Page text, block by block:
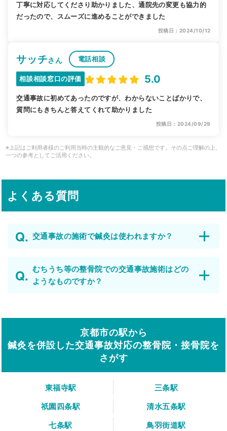
丁寧に対応してくださり助かりました、通院先の変更も協力的
だったので、スムーズに進めることができました
投稿日：2024/10/12
サッチさん 電話相談
相談相談窓口の評価 5.0
交通事故に初めてあったのですが、わからないことばかりで、
質問にもきちんと答えてくれて助かりました
投稿日：2024/09/29
※上記はご利用者様のご利用当時の主観的なご意見・ご感想です。その点ご理解の上、
一つの参考としてご活用ください。
よくある質問
交通事故の施術で鍼灸は使われますか？
むちうち等の整骨院での交通事故施術はどの
ようなものですか？
京都市の駅から
鍼灸を併設した交通事故対応の整骨院・接骨院を
さがす
東福寺駅
三条駅
祇園四条駅
清水五条駅
七条駅
鳥羽街道駅